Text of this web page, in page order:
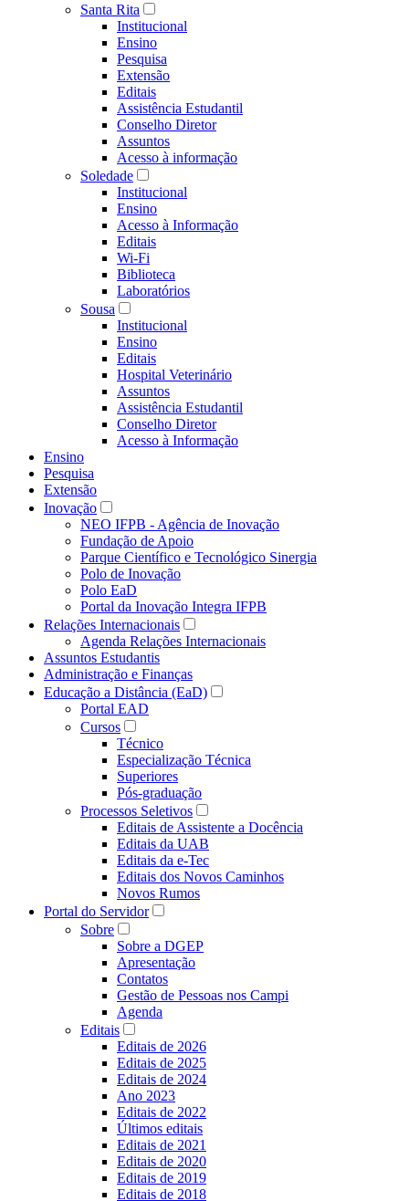
Santa Rita
Institucional
Ensino
Pesquisa
Extensão
Editais
Assistência Estudantil
Conselho Diretor
Assuntos
Acesso à informação
Soledade
Institucional
Ensino
Acesso à Informação
Editais
Wi-Fi
Biblioteca
Laboratórios
Sousa
Institucional
Ensino
Editais
Hospital Veterinário
Assuntos
Assistência Estudantil
Conselho Diretor
Acesso à Informação
Ensino
Pesquisa
Extensão
Inovação
NEO IFPB - Agência de Inovação
Fundação de Apoio
Parque Científico e Tecnológico Sinergia
Polo de Inovação
Polo EaD
Portal da Inovação Integra IFPB
Relações Internacionais
Agenda Relações Internacionais
Assuntos Estudantis
Administração e Finanças
Educação a Distância (EaD)
Portal EAD
Cursos
Técnico
Especialização Técnica
Superiores
Pós-graduação
Processos Seletivos
Editais de Assistente a Docência
Editais da UAB
Editais da e-Tec
Editais dos Novos Caminhos
Novos Rumos
Portal do Servidor
Sobre
Sobre a DGEP
Apresentação
Contatos
Gestão de Pessoas nos Campi
Agenda
Editais
Editais de 2026
Editais de 2025
Editais de 2024
Ano 2023
Editais de 2022
Últimos editais
Editais de 2021
Editais de 2020
Editais de 2019
Editais de 2018